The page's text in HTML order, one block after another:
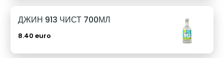
ДЖИН 913 ЧИСТ 700МЛ
8.40 euro